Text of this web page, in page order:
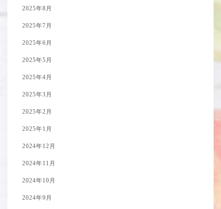
2025年8月
2025年7月
2025年6月
2025年5月
2025年4月
2025年3月
2025年2月
2025年1月
2024年12月
2024年11月
2024年10月
2024年9月